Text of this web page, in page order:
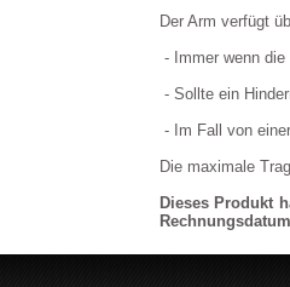
Der Arm verfügt
- Immer wenn
- Sollte ein
- Im Fall von
Die maximale
Dieses Produkt
Rechnungsdatum